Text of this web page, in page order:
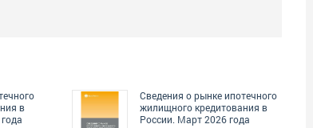
в
Сведения о рынке ипотечного
жилищного кредитования в
России. Март 2026 года